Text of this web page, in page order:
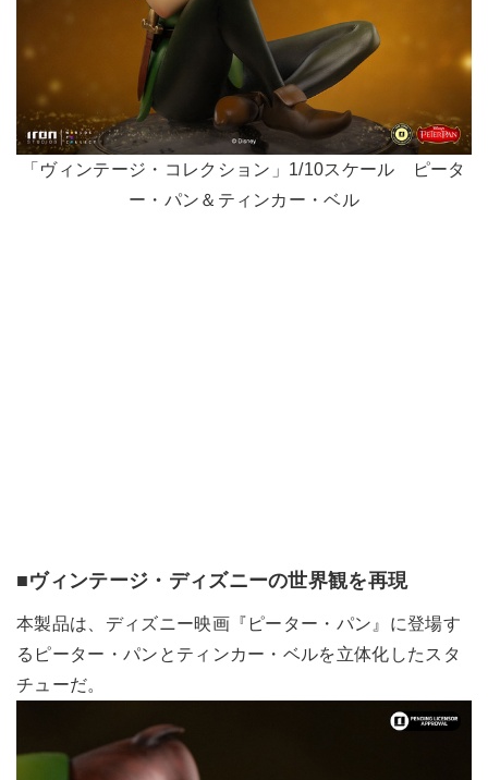
「ヴィンテージ・コレクション」1/10スケール ピータ
ー・パン＆ティンカー・ベル
■ヴィンテージ・ディズニーの世界観を再現
本製品は、ディズニー映画『ピーター・パン』に登場す
るピーター・パンとティンカー・ベルを立体化したスタ
チューだ。